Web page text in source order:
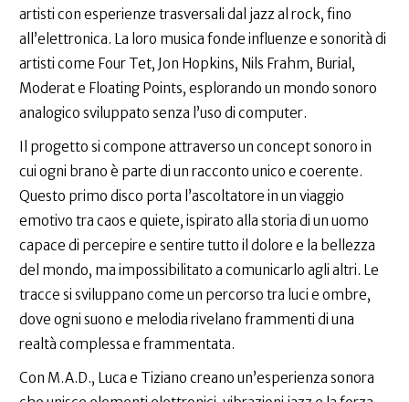
artisti con esperienze trasversali dal jazz al rock, fino
all’elettronica. La loro musica fonde influenze e sonorità di
artisti come Four Tet, Jon Hopkins, Nils Frahm, Burial,
Moderat e Floating Points, esplorando un mondo sonoro
analogico sviluppato senza l’uso di computer.
Il progetto si compone attraverso un concept sonoro in
cui ogni brano è parte di un racconto unico e coerente.
Questo primo disco porta l’ascoltatore in un viaggio
emotivo tra caos e quiete, ispirato alla storia di un uomo
capace di percepire e sentire tutto il dolore e la bellezza
del mondo, ma impossibilitato a comunicarlo agli altri. Le
tracce si sviluppano come un percorso tra luci e ombre,
dove ogni suono e melodia rivelano frammenti di una
realtà complessa e frammentata.
Con M.A.D., Luca e Tiziano creano un’esperienza sonora